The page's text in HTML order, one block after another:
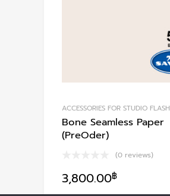
ACCESSORIES FOR STUDIO FLASH
Bone Seamless Paper
(PreOder)
(0 reviews)
3,800.00฿